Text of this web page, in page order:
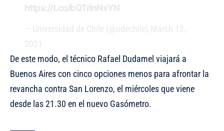
https://t.co/bQTrInNxYN
— Universidad de Chile (@udechile) March 12,
2021
De este modo, el técnico Rafael Dudamel viajará a
Buenos Aires con cinco opciones menos para afrontar la
revancha contra San Lorenzo, el miércoles que viene
desde las 21.30 en el nuevo Gasómetro.